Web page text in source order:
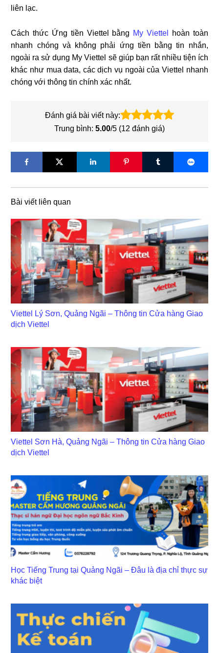
liên lạc.
Cách thức Ứng tiền Viettel bằng My Viettel
hoàn toàn
nhanh chóng và không phải ứng tiền bằng tin nhắn,
ngoài ra sử dụng My Viettel sẽ giúp bạn rất nhiều tiện ích
khác như mua data, các dịch vụ ngoài của Viettel nhanh
chóng với thông tin chính xác nhất.
Đánh giá bài viết này:
Trung bình: 5.00/5 (12 đánh giá)
Bài viết liên quan
Viettel Lý Sơn, Quảng Ngãi – Thông tin Cửa hàng Giao
dịch Viettel
Viettel Sơn Hà, Quảng Ngãi – Thông tin Cửa hàng Giao
dịch Viettel
Học Tiếng Trung tại Quảng Ngãi – Đâu là địa chỉ thực sự
khác biệt